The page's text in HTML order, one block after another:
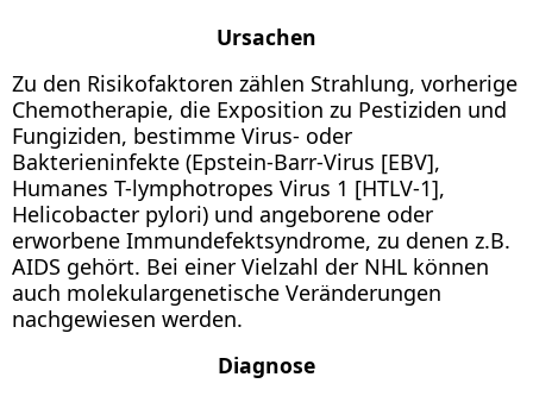
Ursachen
Zu den Risikofaktoren zählen Strahlung, vorherige
Chemotherapie, die Exposition zu Pestiziden und
Fungiziden, bestimme Virus- oder
Bakterieninfekte (Epstein-Barr-Virus [EBV],
Humanes T-lymphotropes Virus 1 [HTLV-1],
Helicobacter pylori) und angeborene oder
erworbene Immundefektsyndrome, zu denen z.B.
AIDS gehört. Bei einer Vielzahl der NHL können
auch molekulargenetische Veränderungen
nachgewiesen werden.
Diagnose